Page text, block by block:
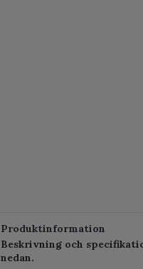
Produktinformation
Beskrivning och
nedan.